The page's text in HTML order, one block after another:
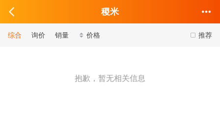
稷米
推荐
综合 询价 销量 价格
抱歉，暂无相关信息